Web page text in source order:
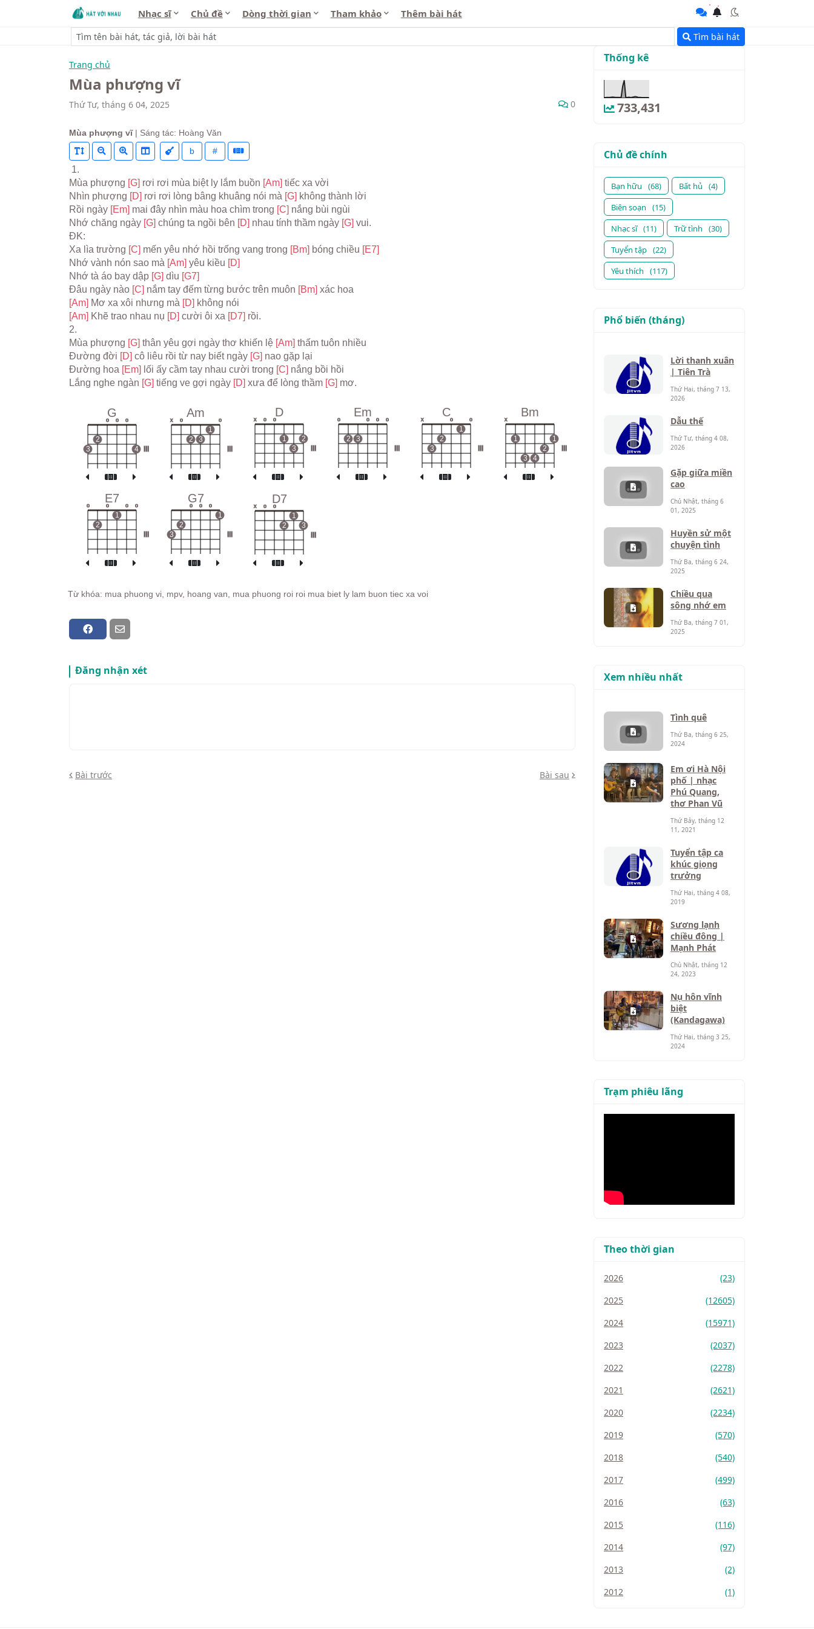
Nhạc sĩ Chủ đề Dòng thời gian Tham khảo Thêm bài hát
Tìm bài hát
Trang chủ
Mùa phượng vĩ
Thứ Tư, tháng 6 04, 2025 0
Mùa phượng vĩ| Sáng tác: Hoàng Văn
b
#
1.
Mùa phượng [G] rơi rơi mùa biệt ly lắm buồn [Am] tiếc xa vời
Nhìn phượng [D] rơi rơi lòng bâng khuâng nói mà [G] không thành lời
Rồi ngày [Em] mai đây nhìn màu hoa chìm trong [C] nắng bùi ngùi
Nhớ chăng ngày [G] chúng ta ngồi bên [D] nhau tính thầm ngày [G] vui.
ĐK:
Xa lìa trường [C] mến yêu nhớ hồi trống vang trong [Bm] bóng chiều [E7]
Nhớ vành nón sao mà [Am] yêu kiều [D]
Nhớ tà áo bay dập [G] dìu [G7]
Đâu ngày nào [C] nắm tay đếm từng bước trên muôn [Bm] xác hoa
[Am] Mơ xa xôi nhưng mà [D] không nói
[Am] Khẽ trao nhau nụ [D] cười ôi xa [D7] rồi.
2.
Mùa phượng [G] thân yêu gợi ngày thơ khiến lệ [Am] thấm tuôn nhiều
Đường đời [D] cô liêu rồi từ nay biết ngày [G] nao gặp lại
Đường hoa [Em] lối ấy cầm tay nhau cười trong [C] nắng bồi hồi
Lắng nghe ngàn [G] tiếng ve gợi ngày [D] xưa để lòng thầm [G] mơ.
G
3
2
o o o
4
Am
x o
2 3
1
o
D
x o o
1
3
2
Em
o
2 3
o o o
C
x
3
2
o
1
o
Bm
x
1
3 4
2
1
E7
o
2
o
1
o o
G7
3
2
o o o
1
D7
III
x o o
2
1
3
Từ khóa: mua phuong vi, mpv, hoang van, mua phuong roi roi mua biet ly lam buon tiec xa voi
Đăng nhận xét
Bài trước Bài sau
Thống kê
733,431
Chủ đề chính
Bạn hữu (68) Bất hủ
(4)
Biên soạn
(15)
Nhạc sĩ (11) Trữ tình
(30)
Tuyển tập (22)
Yêu thích
(117)
Phổ biến (tháng)
Lời thanh xuân
| Tiên Trà
Thứ Hai, tháng 7 13,
2026
Dẫu thế
Thứ Tư, tháng 4 08,
2026
Gặp giữa miền
cao
Chủ Nhật, tháng 6
01, 2025
Huyền sử một
chuyện tình
Thứ Ba, tháng 6 24,
2025
Chiều qua
sông nhớ em
Thứ Ba, tháng 7 01,
2025
Xem nhiều nhất
Tình quê
Thứ Ba, tháng 6 25,
2024
Em ơi Hà Nội
phố | nhạc
Phú Quang,
thơ Phan Vũ
Thứ Bảy, tháng 12
11, 2021
Tuyển tập ca
khúc giọng
trưởng
Thứ Hai, tháng 4 08,
2019
Sương lạnh
chiều đông |
Mạnh Phát
Chủ Nhật, tháng 12
24, 2023
Nụ hôn vĩnh
biệt
(Kandagawa)
Thứ Hai, tháng 3 25,
2024
Trạm phiêu lãng
Theo thời gian
2026
(23)
2025
(12605)
2024
(15971)
2023
(2037)
2022
(2278)
2021
(2621)
2020
(2234)
2019
(570)
2018
(540)
2017
(499)
2016
(63)
2015
(116)
2014
(97)
2013
(2)
2012
(1)